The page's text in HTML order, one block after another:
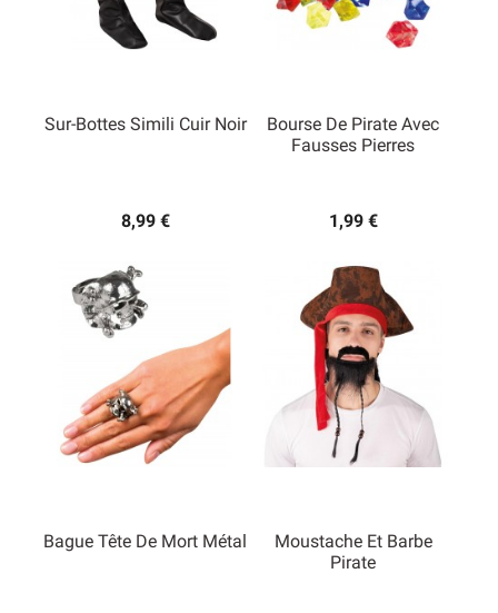
Sur-Bottes Simili Cuir Noir
8,99 €
Bourse De Pirate Avec
Fausses Pierres
1,99 €
Bague Tête De Mort Métal
Moustache Et Barbe
Pirate